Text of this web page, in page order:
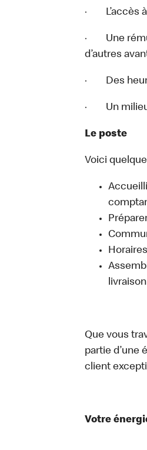
· L’accès à
· Une
d’autres
· Des
· Un milieu
Le poste
Voici
livraison
Que vous
partie d’une
client
Votre